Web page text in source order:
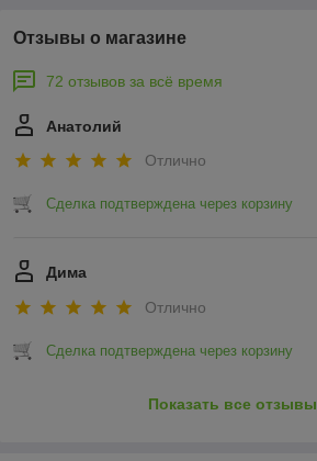
Отзывы о магазине
72 отзывов за всё время
Анатолий
Отлично
Сделка подтверждена через корзину
Дима
Отлично
Сделка подтверждена через корзину
Показать все отзывы